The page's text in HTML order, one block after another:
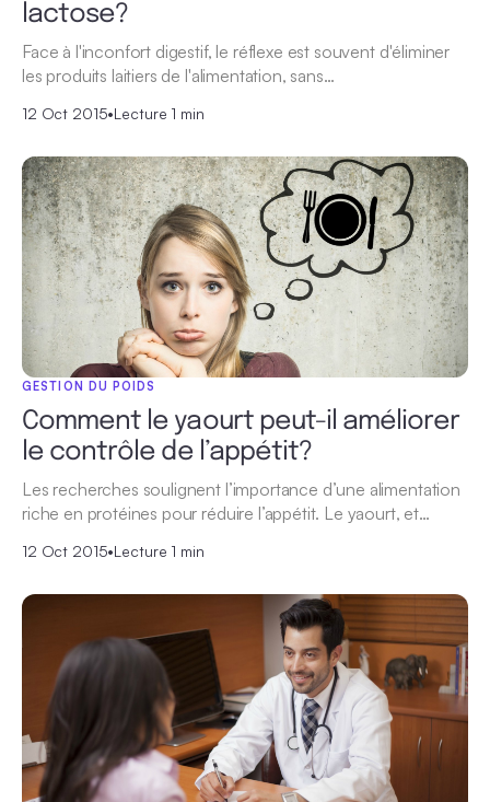
lactose?
Face à l'inconfort digestif, le réflexe est souvent d'éliminer
les produits laitiers de l'alimentation, sans…
12 Oct 2015•Lecture 1 min
GESTION DU POIDS
Comment le yaourt peut-il améliorer
le contrôle de l’appétit?
Les recherches soulignent l’importance d’une alimentation
riche en protéines pour réduire l’appétit. Le yaourt, et…
12 Oct 2015•Lecture 1 min